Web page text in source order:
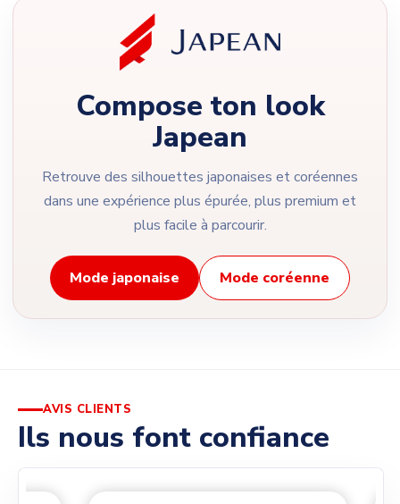
Compose ton look
Japean
Retrouve des silhouettes japonaises et coréennes
dans une expérience plus épurée, plus premium et
plus facile à parcourir.
Mode japonaise Mode coréenne
AVIS CLIENTS
Ils nous font confiance